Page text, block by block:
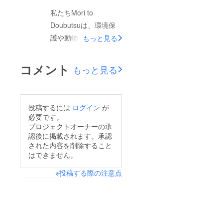
子どもたちがTusoleke
Trust Schoolで勉強で
きるようになりまし
通っていた子たちの負
担が減り、野生動物や
しなくて良くなったと
とても喜ばれていま
す。一方で、3年生以
上の子どもたちはまだ
Tusoleke Trust School
遠くの学校に歩いて
私たちMori to
Doubutsuは、環境保
護や動物保護のひとつ
ています。支援金を集
めるとともに、植樹活
Tusoleke Trust School
の周りには、木を植え
る場所がたくさんあり
ます。学校に通う子供
楽しみを体験してもら
もっと見る
コメント もっと見る
投稿するには ログイン が
必要です。
プロジェクトオーナーの承
認後に掲載されます。承認
された内容を削除すること
はできません。
※投稿する際の注意点